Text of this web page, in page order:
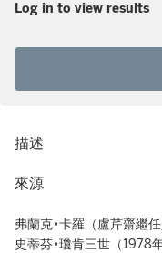
Log in to view results
描述
來源
弗蘭克•卡羅（盧芹齋繼
史蒂芬•瓊肯三世（1978